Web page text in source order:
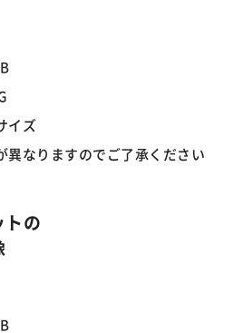
イズ
異なりますのでご了承ください
トの